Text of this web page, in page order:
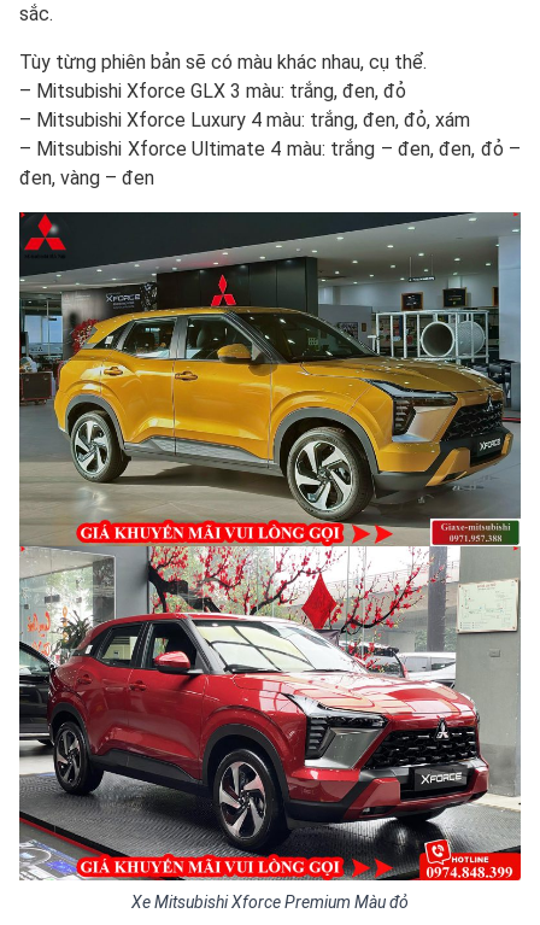
sắc.
Tùy từng phiên bản sẽ có màu khác nhau, cụ thể.
– Mitsubishi Xforce GLX 3 màu: trắng, đen, đỏ
– Mitsubishi Xforce Luxury 4 màu: trắng, đen, đỏ, xám
– Mitsubishi Xforce Ultimate 4 màu: trắng – đen, đen, đỏ –
đen, vàng – đen
Xe Mitsubishi Xforce Premium Màu đỏ